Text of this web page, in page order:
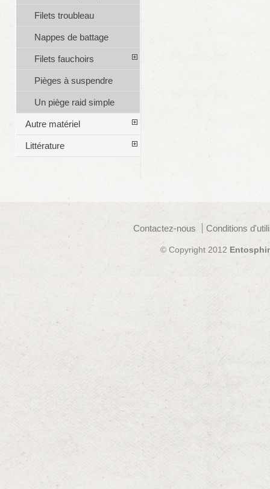
Filets troubleau
Nappes de battage
Filets fauchoirs
Pièges à suspendre
Un piège raid simple
Autre matériel
Littérature
Contactez-nous Conditions
© Copyright 2012